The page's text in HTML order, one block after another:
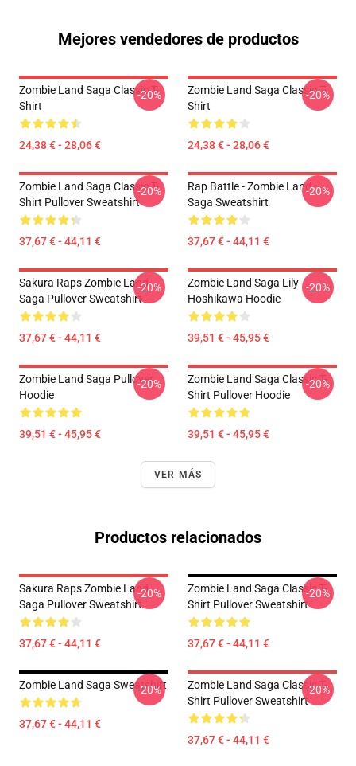
Mejores vendedores de productos
Zombie Land Saga Classic T-
Shirt
24,38 € - 28,06 €
-20%
Zombie Land Saga Classic T-
Shirt
24,38 € - 28,06 €
-20%
Zombie Land Saga Classic T-
Shirt Pullover Sweatshirt
37,67 € - 44,11 €
-20%
Rap Battle - Zombie Land
Saga Sweatshirt
37,67 € - 44,11 €
-20%
Sakura Raps Zombie Land
Saga Pullover Sweatshirt
37,67 € - 44,11 €
-20%
Zombie Land Saga Lily
Hoshikawa Hoodie
39,51 € - 45,95 €
-20%
Zombie Land Saga Pullover
Hoodie
39,51 € - 45,95 €
-20%
Zombie Land Saga Classic T-
Shirt Pullover Hoodie
39,51 € - 45,95 €
-20%
VER MÁS
Productos relacionados
Sakura Raps Zombie Land
Saga Pullover Sweatshirt
37,67 € - 44,11 €
-20%
Zombie Land Saga Classic T-
Shirt Pullover Sweatshirt
37,67 € - 44,11 €
-20%
Zombie Land Saga Sweatshirt
37,67 € - 44,11 €
-20%
Zombie Land Saga Classic T-
Shirt Pullover Sweatshirt
37,67 € - 44,11 €
-20%